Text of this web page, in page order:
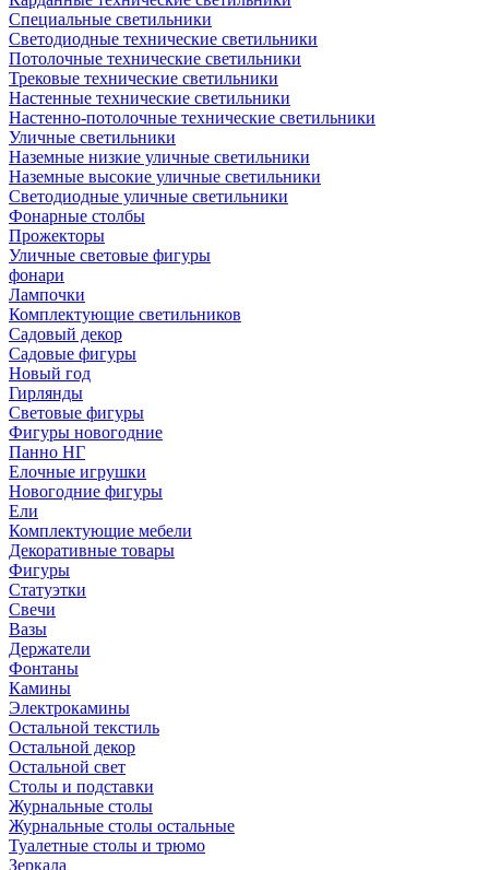
Специальные светильники
Светодиодные технические светильники
Потолочные технические светильники
Трековые технические светильники
Настенные технические светильники
Настенно-потолочные технические светильники
Уличные светильники
Наземные низкие уличные светильники
Наземные высокие уличные светильники
Светодиодные уличные светильники
Фонарные столбы
Прожекторы
Уличные световые фигуры
фонари
Лампочки
Комплектующие светильников
Садовый декор
Садовые фигуры
Новый год
Гирлянды
Световые фигуры
Фигуры новогодние
Панно НГ
Елочные игрушки
Новогодние фигуры
Ели
Комплектующие мебели
Декоративные товары
Фигуры
Статуэтки
Свечи
Вазы
Держатели
Фонтаны
Камины
Электрокамины
Остальной текстиль
Остальной декор
Остальной свет
Столы и подставки
Журнальные столы
Журнальные столы остальные
Туалетные столы и трюмо
Зеркала